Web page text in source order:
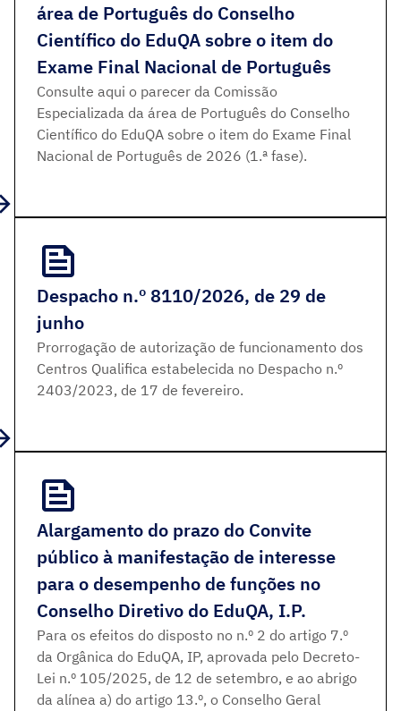
área de Português do Conselho
Científico do EduQA sobre o item do
Exame Final Nacional de Português
Consulte aqui o parecer da Comissão
Especializada da área de Português do Conselho
Científico do EduQA sobre o item do Exame Final
Nacional de Português de 2026 (1.ª fase).
Despacho n.º 8110/2026, de 29 de
junho
Prorrogação de autorização de funcionamento dos
Centros Qualifica estabelecida no Despacho n.º
2403/2023, de 17 de fevereiro.
Alargamento do prazo do Convite
público à manifestação de interesse
para o desempenho de funções no
Conselho Diretivo do EduQA, I.P.
Para os efeitos do disposto no n.º 2 do artigo 7.º
da Orgânica do EduQA, IP, aprovada pelo Decreto-
Lei n.º 105/2025, de 12 de setembro, e ao abrigo
da alínea a) do artigo 13.º, o Conselho Geral